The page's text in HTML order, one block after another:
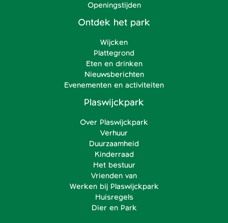
Openingstijden
Ontdek het park
Wijcken
Plattegrond
Eten en drinken
Nieuwsberichten
Evenementen en activiteiten
Plaswijckpark
Over Plaswijckpark
Verhuur
Duurzaamheid
Kinderraad
Het bestuur
Vrienden van
Werken bij Plaswijckpark
Huisregels
Dier en Park